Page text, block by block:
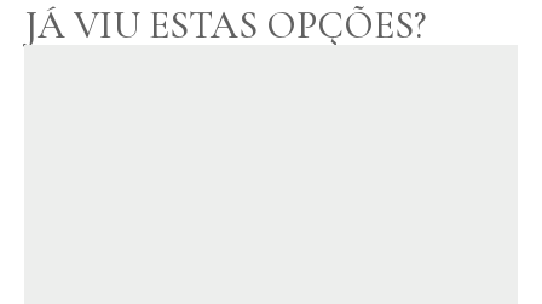
JÁ VIU ESTAS OPÇÕES?